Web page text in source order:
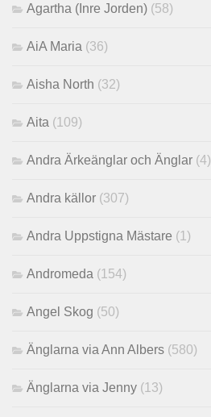
Agartha (Inre Jorden) (58)
AiA Maria (36)
Aisha North (32)
Aita (109)
Andra Ärkeänglar och Änglar (4)
Andra källor (307)
Andra Uppstigna Mästare (1)
Andromeda (154)
Angel Skog (50)
Änglarna via Ann Albers (580)
Änglarna via Jenny (13)